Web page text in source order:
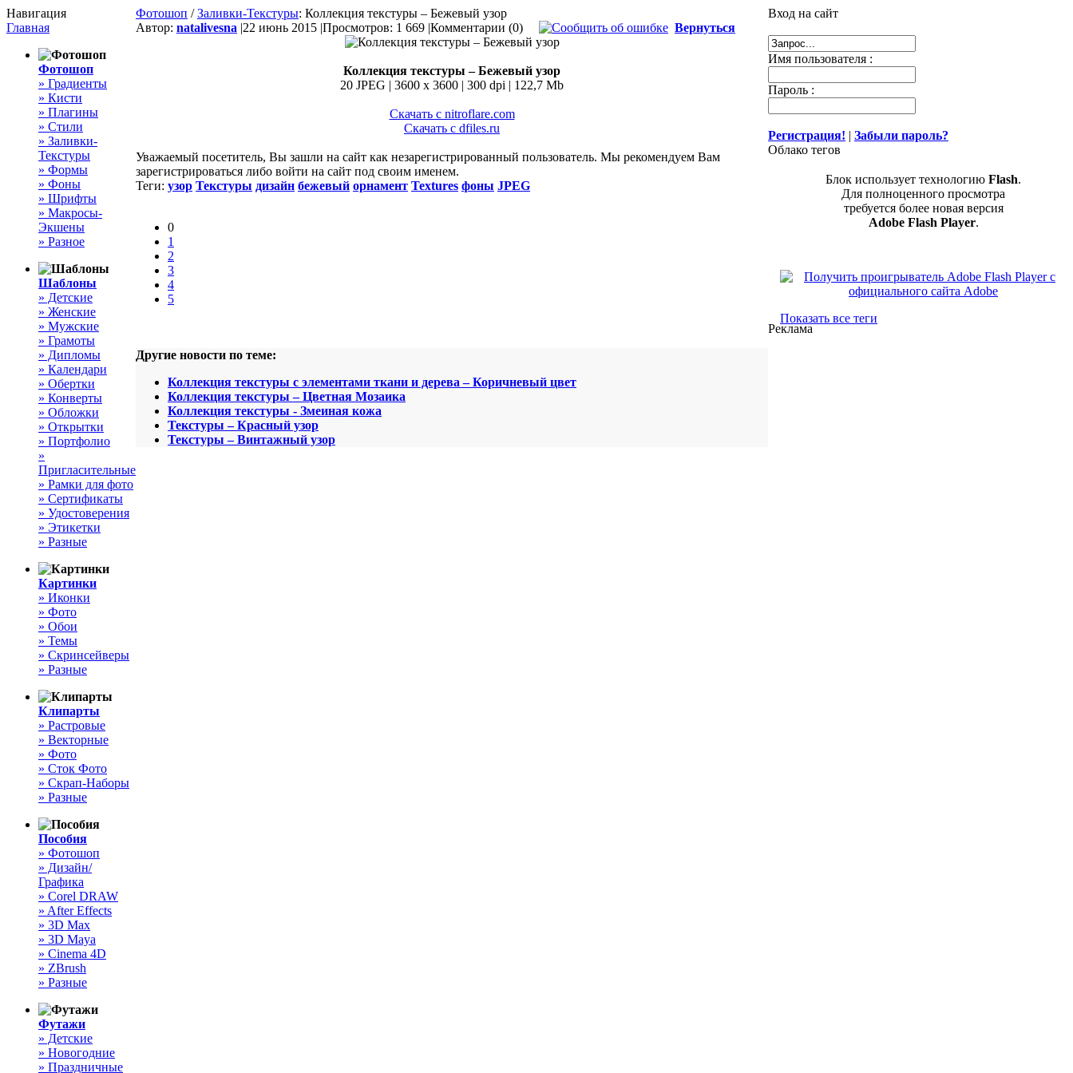
Навигация
Главная
Фотошоп
» Градиенты
» Кисти
» Плагины
» Стили
» Заливки-
Текстуры
» Формы
» Фоны
» Шрифты
» Макросы-
Экшены
» Разное
Шаблоны
» Детские
» Женские
» Мужские
» Грамоты
» Дипломы
» Календари
» Обертки
» Конверты
» Обложки
» Открытки
» Портфолио
»
Пригласительные
» Рамки для фото
» Сертификаты
» Удостоверения
» Этикетки
» Разные
Картинки
» Иконки
» Фото
» Обои
» Темы
» Скринсейверы
» Разные
Клипарты
» Растровые
» Векторные
» Фото
» Сток Фото
» Скрап-Наборы
» Разные
Пособия
» Фотошоп
» Дизайн/
Графика
» Corel DRAW
» After Effects
» 3D Max
» 3D Maya
» Cinema 4D
» ZBrush
» Разные
Футажи
» Детские
» Новогодние
» Праздничные
Фотошоп /Заливки-Текстуры: Коллекция текстуры – Бежевый узор
Автор: natalivesna |22 июнь 2015 |Просмотров: 1 669 |Комментарии (0) Вернуться
Коллекция текстуры – Бежевый узор
20 JPEG | 3600 x 3600 | 300 dpi | 122,7 Mb
Скачать с nitroflare.com
Скачать с dfiles.ru
Уважаемый посетитель, Вы зашли на сайт как незарегистрированный пользователь. Мы рекомендуем Вам
зарегистрироваться либо войти на сайт под своим именем.
Теги: узор Текстуры дизайн бежевый орнамент Textures фоны JPEG
0
1
2
3
4
5
Другие новости по теме:
Коллекция текстуры с элементами ткани и дерева – Коричневый цвет
Коллекция текстуры – Цветная Мозаика
Коллекция текстуры - Змеиная кожа
Текстуры – Красный узор
Текстуры – Винтажный узор
Вход на сайт
Имя пользователя :
Пароль :
Регистрация! | Забыли пароль?
Облако тегов
Блок использует технологию Flash.
Для полноценного просмотра
требуется более новая версия
Adobe Flash Player.
Показать все теги
Реклама